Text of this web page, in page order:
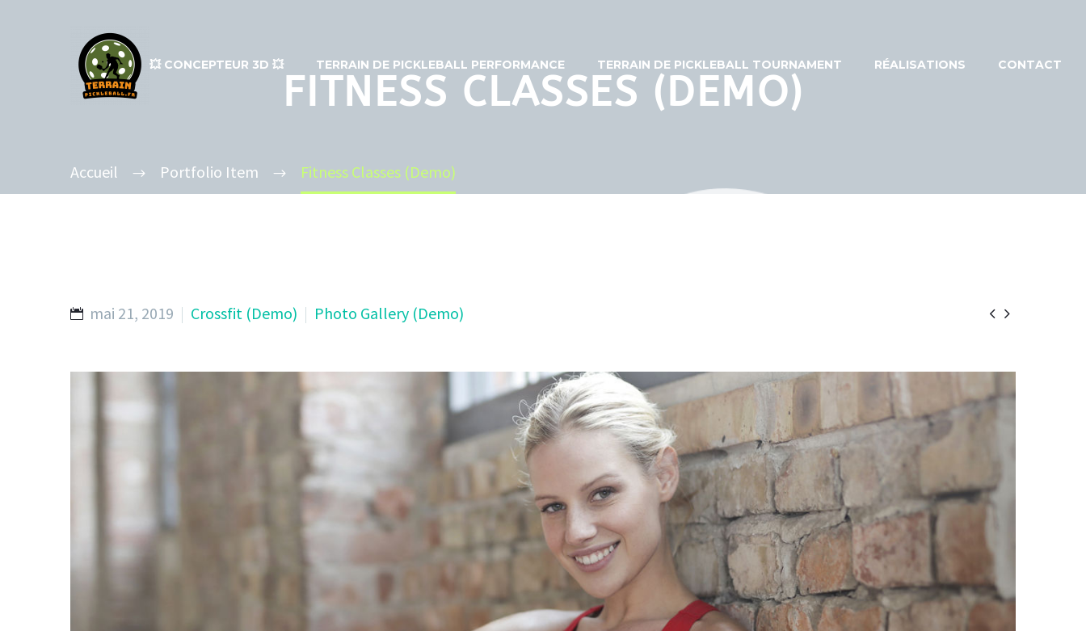
💥​ CONCEPTEUR 3D 💥​ TERRAIN DE PICKLEBALL PERFORMANCE TERRAIN DE PICKLEBALL TOURNAMENT RÉALISATIONS CONTACT
FITNESS CLASSES (DEMO)
Accueil Portfolio Item Fitness Classes (Demo)
 
mai 21, 2019 Crossfit (Demo) Photo Gallery (Demo)